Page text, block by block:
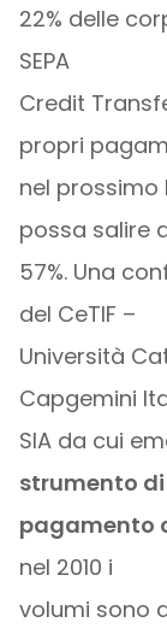
22% delle
SEPA
Credit
propri
nel
possa salire
57%. Una
del CeTIF –
Università
Capgemini
SIA da cui
strumento di
pagamento
nel 2010 i
volumi sono